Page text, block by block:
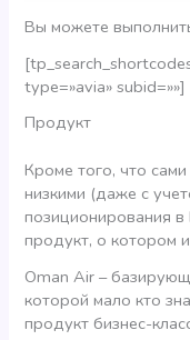
Вы можете
type=»avia» subid=»»]
Продукт
Кроме того, что
низкими (даже с
позиционирования
продукт, о котором
Oman Air –
которой мало кто
продукт бизнес-